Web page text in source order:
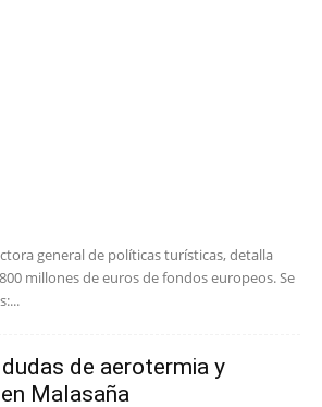
general de políticas turísticas, detalla
millones de euros de fondos europeos. Se
de aerotermia y
Malasaña